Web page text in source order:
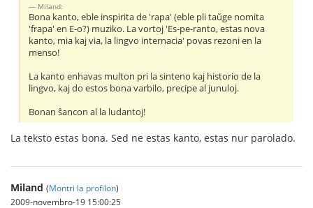
Miland:
Bona kanto, eble inspirita de 'rapa' (eble pli taŭge nomita
'frapa' en E-o?) muziko. La vortoj 'Es-pe-ranto, estas nova
kanto, mia kaj via, la lingvo internacia' povas rezoni en la
menso!
La kanto enhavas multon pri la sinteno kaj historio de la
lingvo, kaj do estos bona varbilo, precipe al junuloj.
Bonan ŝancon al la ludantoj!
La teksto estas bona. Sed ne estas kanto, estas nur parolado.
Miland (Montri la profilon)
2009-novembro-19 15:00:25